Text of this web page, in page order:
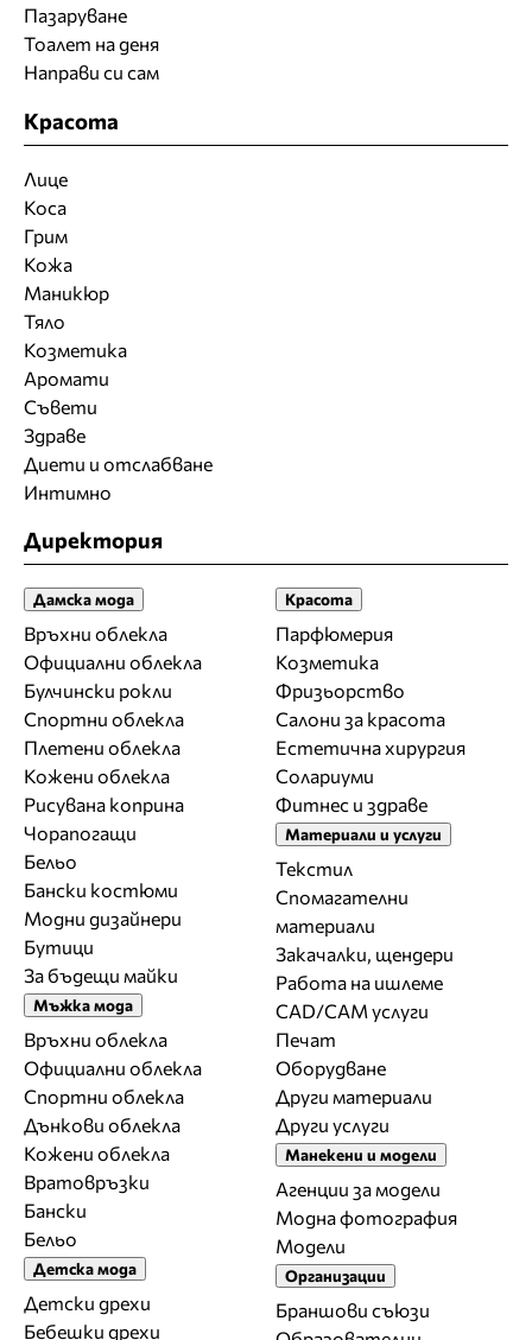
Пазаруване
Тоалет на деня
Направи си сам
Красота
Лице
Коса
Грим
Кожа
Маникюр
Тяло
Козметика
Аромати
Съвети
Здраве
Диети и отслабване
Интимно
Директория
Дамска мода
Връхни облекла
Официални облекла
Булчински рокли
Спортни облекла
Плетени облекла
Кожени облекла
Рисувана коприна
Чорапогащи
Бельо
Бански костюми
Модни дизайнери
Бутици
За бъдещи майки
Мъжка мода
Връхни облекла
Официални облекла
Спортни облекла
Дънкови облекла
Кожени облекла
Вратовръзки
Бански
Бельо
Детска мода
Детски дрехи
Бебешки дрехи
Красота
Парфюмерия
Козметика
Фризьорство
Салони за красота
Естетична хирургия
Солариуми
Фитнес и здраве
Материали и услуги
Текстил
Спомагателни
материали
Закачалки, щендери
Работа на ишлеме
CAD/CAM услуги
Печат
Оборудване
Други материали
Други услуги
Манекени и модели
Агенции за модели
Модна фотография
Модели
Организации
Браншови съюзи